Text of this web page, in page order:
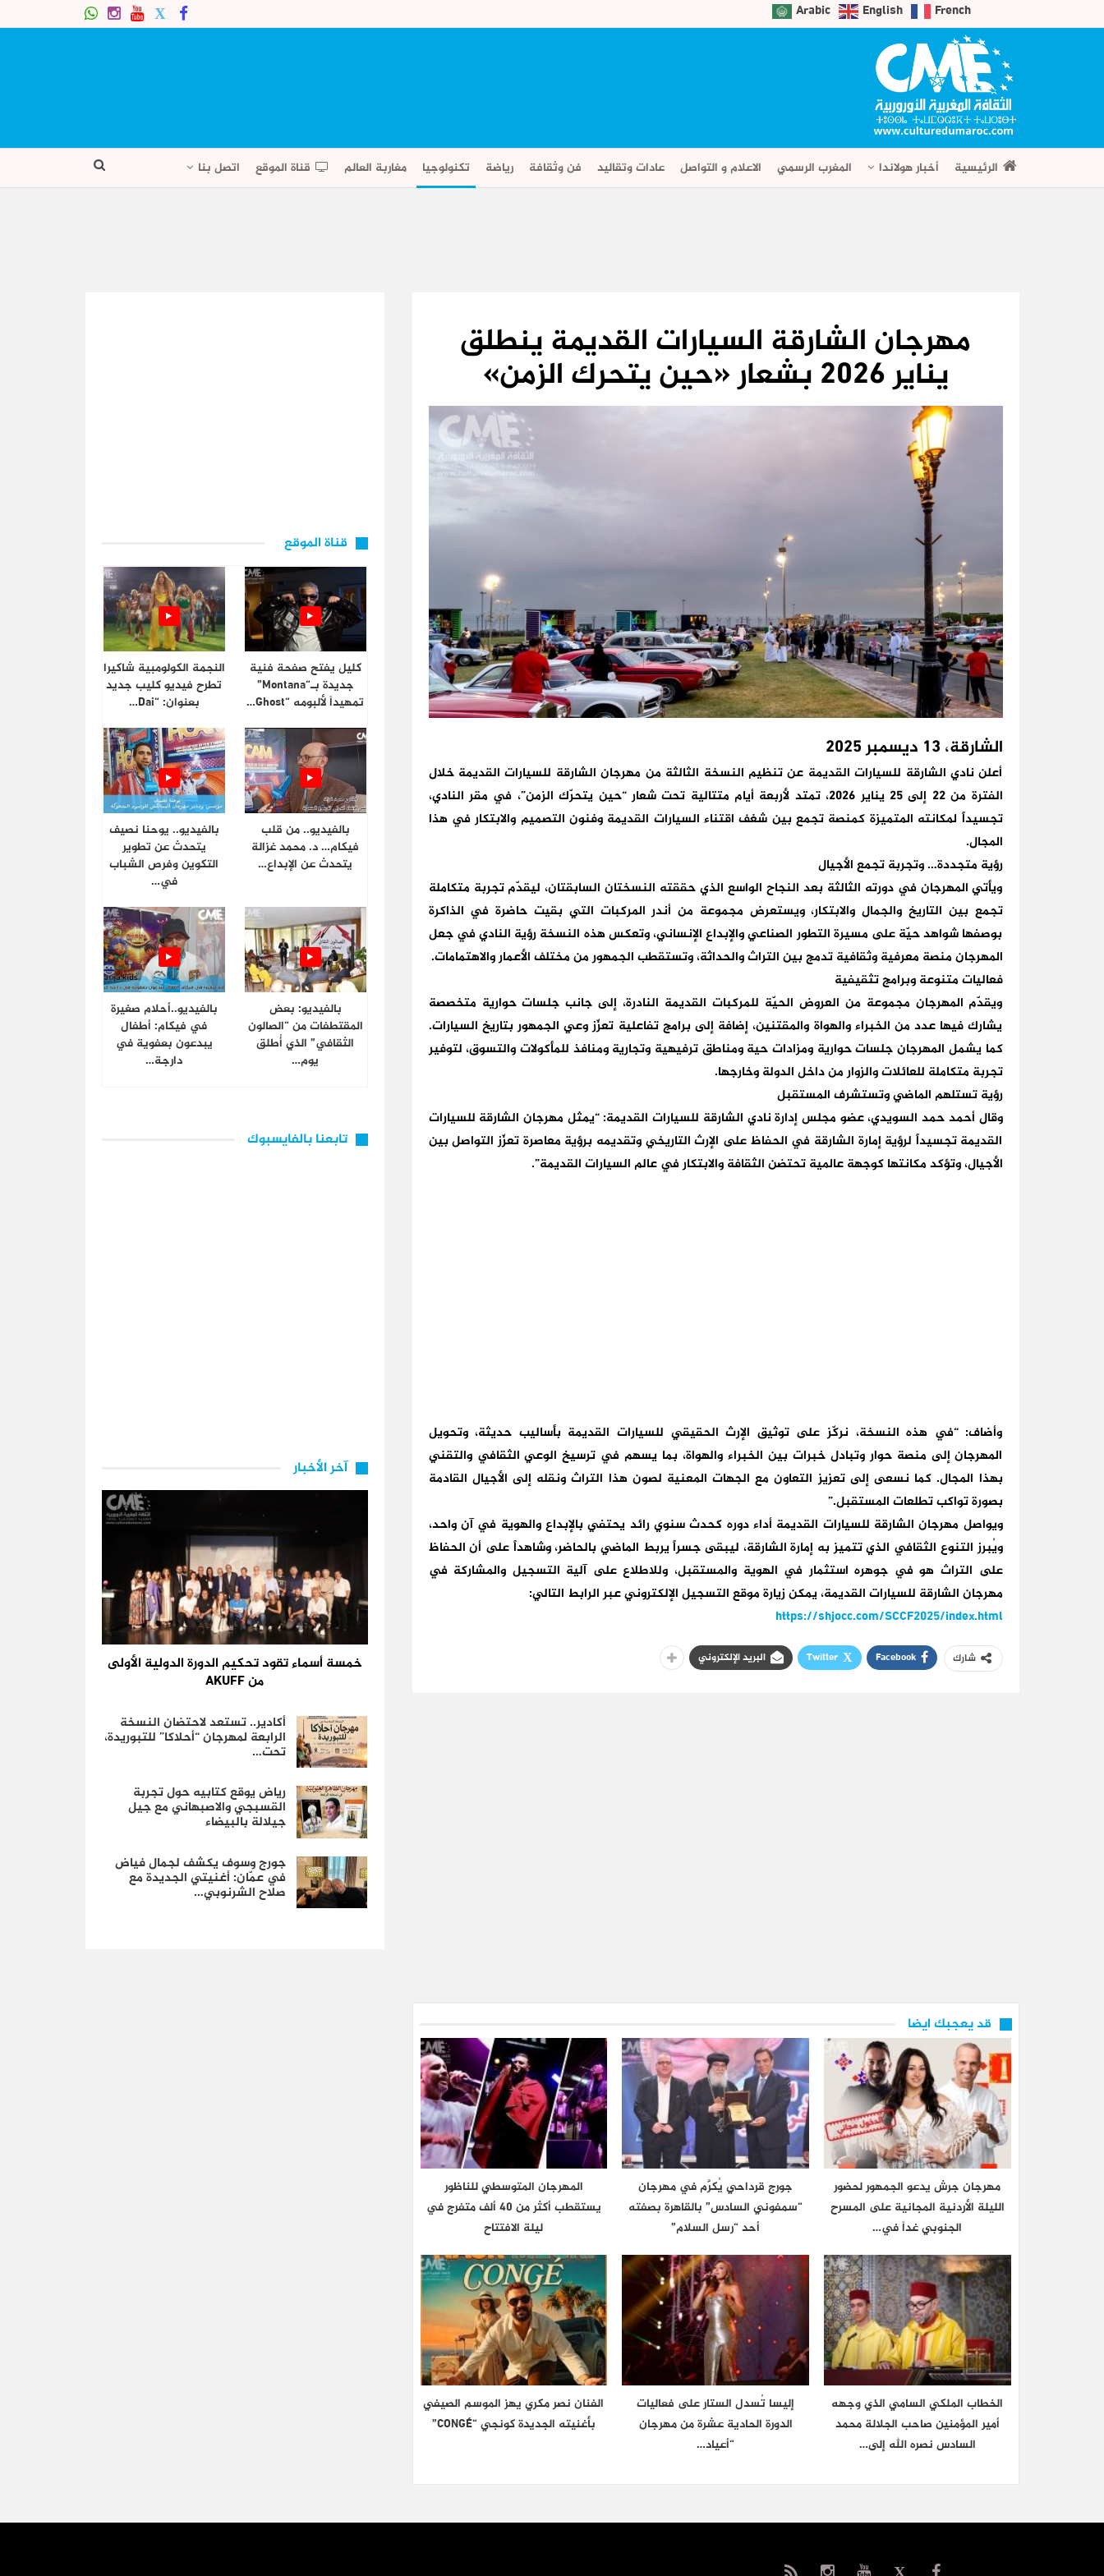
Arabic English French
الرئيسية أخبار هولاندا المغرب الرسمي الاعلام و التواصل عادات وتقاليد فن وثقافة رياضة تكنولوجيا مغاربة العالم قناة الموقع اتصل بنا
مهرجان الشارقة السيارات القديمة ينطلق
يناير 2026 بشعار «حين يتحرك الزمن»
الشارقة، 13 ديسمبر 2025
أعلن نادي الشارقة للسيارات القديمة عن تنظيم النسخة الثالثة من مهرجان الشارقة للسيارات القديمة خلال
الفترة من 22 إلى 25 يناير 2026، تمتد لأربعة أيام متتالية تحت شعار “حين يتحرّك الزمن”، في مقر النادي،
تجسيداً لمكانته المتميزة كمنصة تجمع بين شغف اقتناء السيارات القديمة وفنون التصميم والابتكار في هذا
المجال.
رؤية متجددة… وتجربة تجمع الأجيال
ويأتي المهرجان في دورته الثالثة بعد النجاح الواسع الذي حققته النسختان السابقتان، ليقدّم تجربة متكاملة
تجمع بين التاريخ والجمال والابتكار، ويستعرض مجموعة من أندر المركبات التي بقيت حاضرة في الذاكرة
بوصفها شواهد حيّة على مسيرة التطور الصناعي والإبداع الإنساني، وتعكس هذه النسخة رؤية النادي في جعل
المهرجان منصة معرفية وثقافية تدمج بين التراث والحداثة، وتستقطب الجمهور من مختلف الأعمار والاهتمامات.
فعاليات متنوعة وبرامج تثقيفية
ويقدّم المهرجان مجموعة من العروض الحيّة للمركبات القديمة النادرة، إلى جانب جلسات حوارية متخصصة
يشارك فيها عدد من الخبراء والهواة والمقتنين، إضافة إلى برامج تفاعلية تعزّز وعي الجمهور بتاريخ السيارات.
كما يشمل المهرجان جلسات حوارية ومزادات حية ومناطق ترفيهية وتجارية ومنافذ للمأكولات والتسوق، لتوفير
تجربة متكاملة للعائلات والزوار من داخل الدولة وخارجها.
رؤية تستلهم الماضي وتستشرف المستقبل
وقال أحمد حمد السويدي، عضو مجلس إدارة نادي الشارقة للسيارات القديمة: “يمثل مهرجان الشارقة للسيارات
القديمة تجسيداً لرؤية إمارة الشارقة في الحفاظ على الإرث التاريخي وتقديمه برؤية معاصرة تعزّز التواصل بين
الأجيال، وتؤكد مكانتها كوجهة عالمية تحتضن الثقافة والابتكار في عالم السيارات القديمة”.
وأضاف: “في هذه النسخة، نركّز على توثيق الإرث الحقيقي للسيارات القديمة بأساليب حديثة، وتحويل
المهرجان إلى منصة حوار وتبادل خبرات بين الخبراء والهواة، بما يسهم في ترسيخ الوعي الثقافي والتقني
بهذا المجال. كما نسعى إلى تعزيز التعاون مع الجهات المعنية لصون هذا التراث ونقله إلى الأجيال القادمة
بصورة تواكب تطلعات المستقبل.”
ويواصل مهرجان الشارقة للسيارات القديمة أداء دوره كحدث سنوي رائد يحتفي بالإبداع والهوية في آن واحد،
ويُبرز التنوع الثقافي الذي تتميز به إمارة الشارقة، ليبقى جسراً يربط الماضي بالحاضر، وشاهداً على أن الحفاظ
على التراث هو في جوهره استثمار في الهوية والمستقبل، وللاطلاع على آلية التسجيل والمشاركة في
مهرجان الشارقة للسيارات القديمة، يمكن زيارة موقع التسجيل الإلكتروني عبر الرابط التالي:
https://shjocc.com/SCCF2025/index.html
شارك Facebook
Twitter البريد الإلكتروني
قد يعجبك ايضا
مهرجان جرش يدعو الجمهور لحضور
الليلة الأردنية المجانية على المسرح
الجنوبي غداً في…
جورج قرداحي يُكرَّم في مهرجان
“سمفوني السادس” بالقاهرة بصفته
أحد “رسل السلام”
المهرجان المتوسطي للناظور
يستقطب أكثر من 40 ألف متفرج في
ليلة الافتتاح
الخطاب الملكي السامي الذي وجهه
أمير المؤمنين صاحب الجلالة محمد
السادس نصره الله إلى…
إليسا تُسدل الستار على فعاليات
الدورة الحادية عشرة من مهرجان
“أعياد…
الفنان نصر مكري يهز الموسم الصيفي
بأغنيته الجديدة كونجي “CONGÉ”
قناة الموقع
كليل يفتح صفحة فنية
جديدة بـ“Montana”
تمهيداً لألبومه “Ghost…
النجمة الكولومبية شاكيرا
تطرح فيديو كليب جديد
بعنوان: “Dai…
بالفيديو.. من قلب
فيكام… د. محمد غزالة
يتحدث عن الإبداع…
بالفيديو.. يوحنا نصيف
يتحدث عن تطوير
التكوين وفرص الشباب
في…
بالفيديو: بعض
المقتطفات من “الصالون
الثقافي” الذي أُطلق
يوم…
بالفيديو..أحلام صغيرة
في فيكام: أطفال
يبدعون بعفوية في
دارجة…
تابعنا بالفايسبوك
آخر الأخبار
خمسة أسماء تقود تحكيم الدورة الدولية الأولى
من AKUFF
أكادير.. تستعد لاحتضان النسخة
الرابعة لمهرجان “أحلاكا” للتبوريدة،
تحت…
رياض يوقع كتابيه حول تجربة
القسبجي والاصبهاني مع جيل
جيلالة بالبيضاء
جورج وسوف يكشف لجمال فياض
في عمّان: أغنيتي الجديدة مع
صلاح الشرنوبي…